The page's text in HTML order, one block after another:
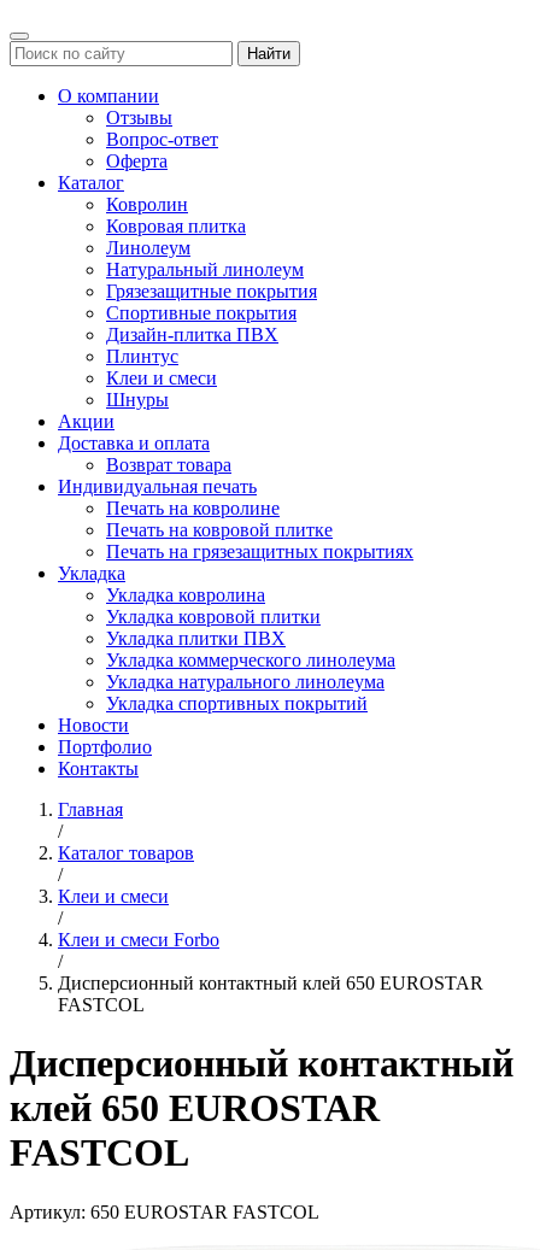
Найти
О компании
Отзывы
Вопрос-ответ
Оферта
Каталог
Ковролин
Ковровая плитка
Линолеум
Натуральный линолеум
Грязезащитные покрытия
Спортивные покрытия
Дизайн-плитка ПВХ
Плинтус
Клеи и смеси
Шнуры
Акции
Доставка и оплата
Возврат товара
Индивидуальная печать
Печать на ковролине
Печать на ковровой плитке
Печать на грязезащитных покрытиях
Укладка
Укладка ковролина
Укладка ковровой плитки
Укладка плитки ПВХ
Укладка коммерческого линолеума
Укладка натурального линолеума
Укладка спортивных покрытий
Новости
Портфолио
Контакты
Главная
/
Каталог товаров
/
Клеи и смеси
/
Клеи и смеси Forbo
/
Дисперсионный контактный клей 650 EUROSTAR
FASTCOL
Дисперсионный контактный
клей 650 EUROSTAR
FASTCOL
Артикул: 650 EUROSTAR FASTCOL